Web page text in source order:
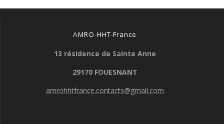
AMRO-HHT-France
13 résidence de Sainte Anne
29170 FOUESNANT
amrohhtfrance.contacts@gmail.com